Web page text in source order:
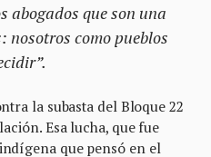
abogados que son una
como pueblos
la subasta del Bloque 22
Esa lucha, que fue
que pensó en el